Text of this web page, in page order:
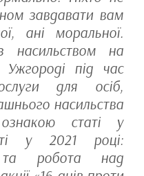
завдавати вам
ані моральної.
насильством на
Ужгороді під час
для осіб,
насильства
статі у
у 2021 році:
та робота над